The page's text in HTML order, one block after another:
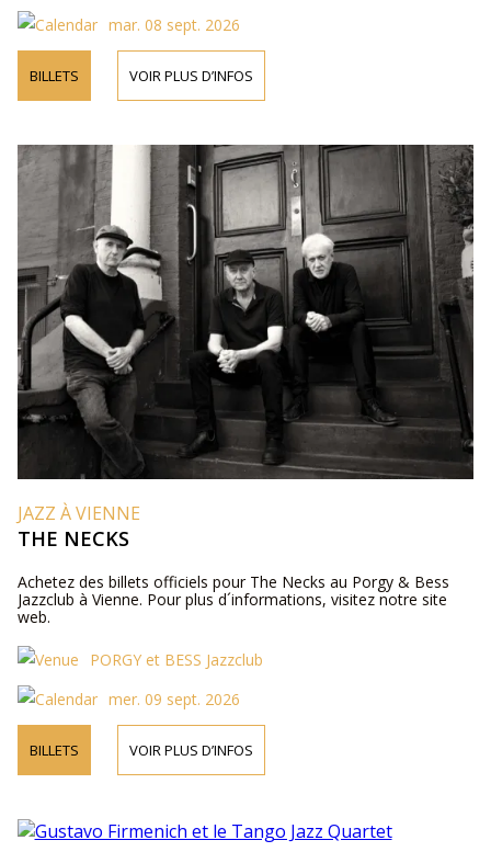
mar. 08 sept. 2026
BILLETS VOIR PLUS D’INFOS
JAZZ À VIENNE
THE NECKS
Achetez des billets officiels pour The Necks au Porgy & Bess
Jazzclub à Vienne. Pour plus d´informations, visitez notre site
web.
PORGY et BESS Jazzclub
mer. 09 sept. 2026
BILLETS VOIR PLUS D’INFOS